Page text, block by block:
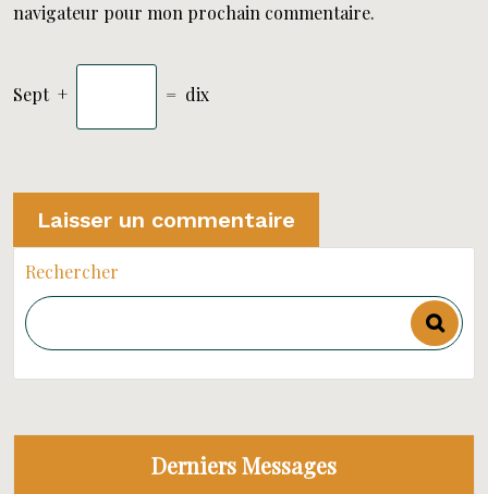
navigateur pour mon prochain commentaire.
Sept + = dix
Rechercher
Derniers Messages